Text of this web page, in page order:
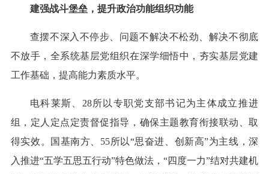
建强战斗堡垒，提升政治功能组织功能
查摆不深入不停步、问题不解决不松劲、解决不彻底
不放手，全系统基层党组织在深学细悟中，夯实基层党建
工作基础，提高能力素质水平。
电科莱斯、28所以专职党支部书记为主体成立推进
组，定人定点定责督促指导，确保主题教育衔接联动、取
得实效。国基南方、55所以“思奋进、创新高”为主线，深
入推进“五学五思五行动”特色做法，“四度一力”结对共建机